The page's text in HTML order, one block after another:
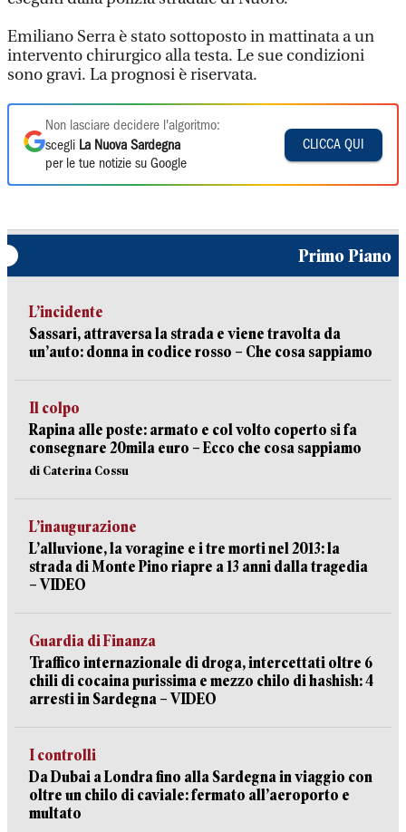
Emiliano Serra è stato sottoposto in mattinata a un
intervento chirurgico alla testa. Le sue condizioni
sono gravi. La prognosi è riservata.
Non lasciare decidere l'algoritmo:
scegli La Nuova Sardegna
per le tue notizie su Google
CLICCA QUI
Primo Piano
L’incidente
Sassari, attraversa la strada e viene travolta da
un’auto: donna in codice rosso – Che cosa sappiamo
Il colpo
Rapina alle poste: armato e col volto coperto si fa
consegnare 20mila euro – Ecco che cosa sappiamo
di Caterina Cossu
L’inaugurazione
L’alluvione, la voragine e i tre morti nel 2013: la
strada di Monte Pino riapre a 13 anni dalla tragedia
– VIDEO
Guardia di Finanza
Traffico internazionale di droga, intercettati oltre 6
chili di cocaina purissima e mezzo chilo di hashish: 4
arresti in Sardegna – VIDEO
I controlli
Da Dubai a Londra fino alla Sardegna in viaggio con
oltre un chilo di caviale: fermato all’aeroporto e
multato